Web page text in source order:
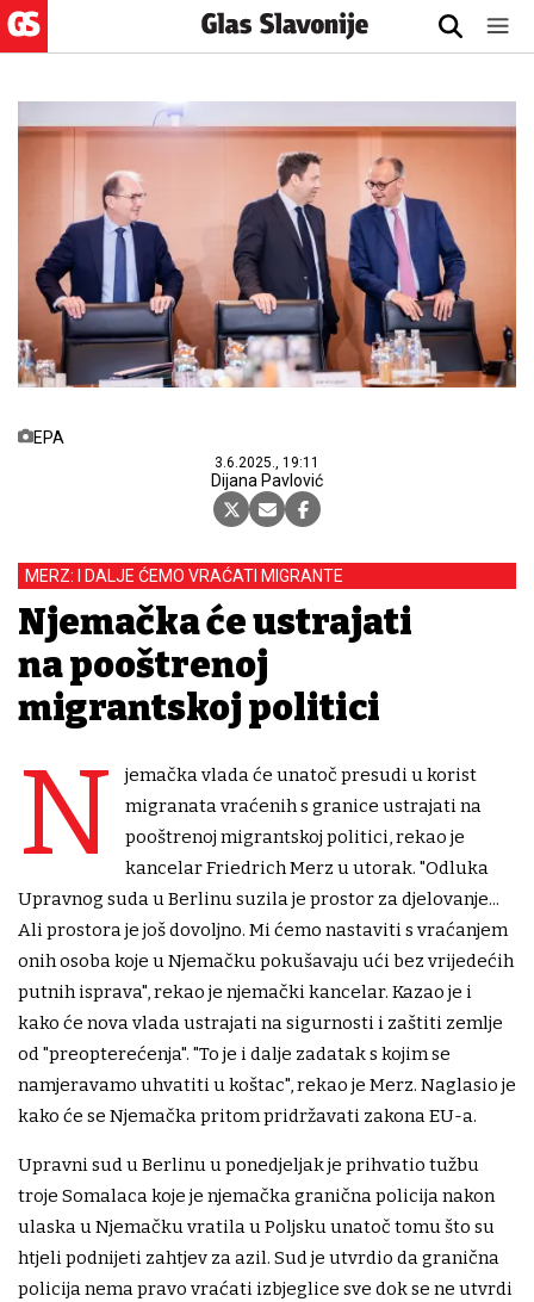
EPA
3.6.2025., 19:11
Dijana Pavlović
MERZ: I DALJE ĆEMO VRAĆATI MIGRANTE
Njemačka će ustrajati
na pooštrenoj
migrantskoj politici
N
jemačka vlada će unatoč presudi u korist
migranata vraćenih s granice ustrajati na
pooštrenoj migrantskoj politici, rekao je
kancelar Friedrich Merz u utorak. "Odluka
Upravnog suda u Berlinu suzila je prostor za djelovanje...
Ali prostora je još dovoljno. Mi ćemo nastaviti s vraćanjem
onih osoba koje u Njemačku pokušavaju ući bez vrijedećih
putnih isprava", rekao je njemački kancelar. Kazao je i
kako će nova vlada ustrajati na sigurnosti i zaštiti zemlje
od "preopterećenja". "To je i dalje zadatak s kojim se
namjeravamo uhvatiti u koštac", rekao je Merz. Naglasio je
kako će se Njemačka pritom pridržavati zakona EU-a.
Upravni sud u Berlinu u ponedjeljak je prihvatio tužbu
troje Somalaca koje je njemačka granična policija nakon
ulaska u Njemačku vratila u Poljsku unatoč tomu što su
htjeli podnijeti zahtjev za azil. Sud je utvrdio da granična
policija nema pravo vraćati izbjeglice sve dok se ne utvrdi